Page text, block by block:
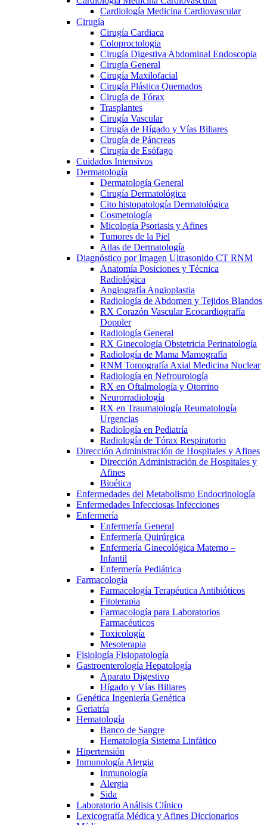
Cardiología Medicina Cardiovascular
Cirugía
Cirugía Cardiaca
Coloproctologia
Cirugía Digestiva Abdominal Endoscopia
Cirugía General
Cirugía Maxilofacial
Cirugía Plástica Quemados
Cirugía de Tórax
Trasplantes
Cirugía Vascular
Cirugía de Hígado y Vías Biliares
Cirugía de Páncreas
Cirugía de Esófago
Cuidados Intensivos
Dermatología
Dermatología General
Cirugía Dermatológica
Cito histopatología Dermatológica
Cosmetología
Micología Psoriasis y Afines
Tumores de la Piel
Atlas de Dermatología
Diagnóstico por Imagen Ultrasonido CT RNM
Anatomía Posiciones y Técnica
Radiológica
Angiografía Angioplastia
Radiología de Abdomen y Tejidos Blandos
RX Corazón Vascular Ecocardiografía
Doppler
Radiología General
RX Ginecología Obstetricia Perinatología
Radiología de Mama Mamografía
RNM Tomografía Axial Medicina Nuclear
Radiología en Nefrourología
RX en Oftalmología y Otorrino
Neurorradiología
RX en Traumatología Reumatología
Urgencias
Radiología en Pediatría
Radiología de Tórax Respiratorio
Dirección Administración de Hospitales y Afines
Dirección Administración de Hospitales y
Afines
Bioética
Enfermedades del Metabolismo Endocrinología
Enfermedades Infecciosas Infecciones
Enfermería
Enfermería General
Enfermería Quirúrgica
Enfermería Ginecológica Materno –
Infantil
Enfermería Pediátrica
Farmacología
Farmacología Terapéutica Antibióticos
Fitoterapia
Farmacología para Laboratorios
Farmacéuticos
Toxicología
Mesoterapia
Fisiología Fisiopatología
Gastroenterología Hepatología
Aparato Digestivo
Hígado y Vías Biliares
Genética Ingeniería Genética
Geriatría
Hematología
Banco de Sangre
Hematología Sistema Linfático
Hipertensión
Inmunología Alergia
Inmunología
Alergia
Sida
Laboratorio Análisis Clínico
Lexicografía Médica y Afines Diccionarios